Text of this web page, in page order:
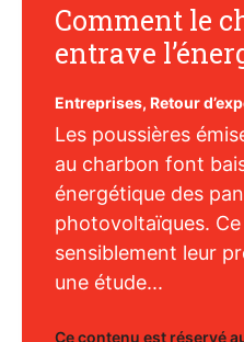
Comment le
entrave
Entreprises, Retour
Les poussières
au charbon font
énergétique des
photovoltaïques.
sensiblement leur
une étude...
Ce contenu est réservé